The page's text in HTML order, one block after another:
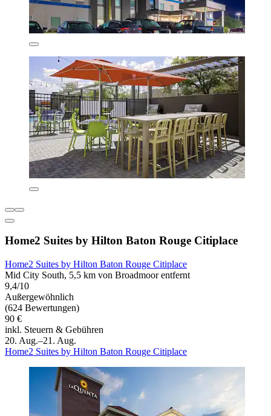
Home2 Suites by Hilton Baton Rouge Citiplace
Home2 Suites by Hilton Baton Rouge Citiplace
Mid City South, 5,5 km von Broadmoor entfernt
9,4/10
Außergewöhnlich
(624 Bewertungen)
90 €
inkl. Steuern & Gebühren
20. Aug.–21. Aug.
Home2 Suites by Hilton Baton Rouge Citiplace